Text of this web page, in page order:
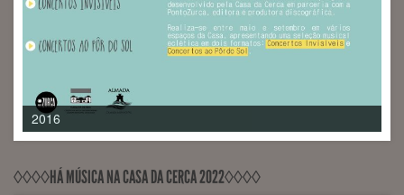
2017
◊◊◊◊HÁ MÚSICA NA CASA DA CERCA 2022◊◊◊◊